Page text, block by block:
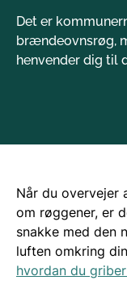
Det er
brændeovnsrøg,
henvender dig til
Når du overvejer
om røggener, er
snakke med den
luften omkring
hvordan du